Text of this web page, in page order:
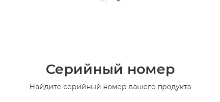
Серийный номер
Найдите серийный номер вашего продукта